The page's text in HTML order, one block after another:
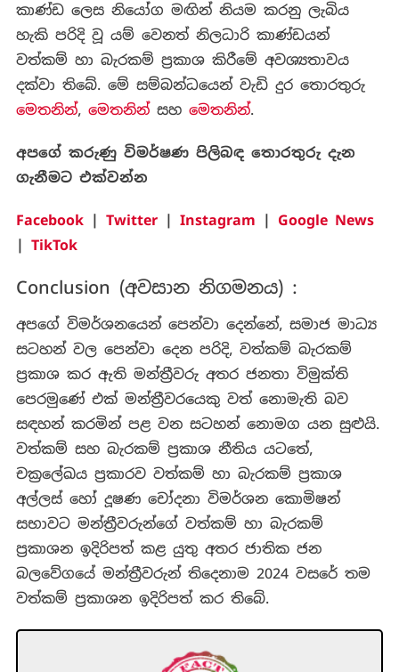
කාණ්ඩ ලෙස නියෝග මඟින් නියම කරනු ලැබිය
හැකි පරිදි වූ යම් වෙනත් නිලධාරි කාණ්ඩයන්
වත්කම් හා බැරකම් ප්‍රකාශ කිරීමේ අවශ්‍යතාවය
දක්වා තිබේ. මේ සම්බන්ධයෙන් වැඩි දුර තොරතුරු
මෙතනින්, මෙතනින්සහ මෙතනින්.
අපගේ කරුණු විමර්ෂණ පිලිබඳ තොරතුරු දැන
ගැනීමට එක්වන්න
Facebook| Twitter| Instagram | Google News
| TikTok
Conclusion (අවසාන නිගමනය) :
අපගේ විමර්ශනයෙන් පෙන්වා දෙන්නේ, සමාජ මාධ්‍ය
සටහන් වල පෙන්වා දෙන පරිදි, වත්කම් බැරකම්
ප්‍රකාශ කර ඇති මන්ත්‍රීවරු අතර ජනතා විමුක්ති
පෙරමුණේ එක් මන්ත්‍රීවරයෙකු වත් නොමැති බව
සඳහන් කරමින් පළ වන සටහන් නොමග යන සුළුයි.
වත්කම් සහ බැරකම් ප්‍රකාශ නීතිය යටතේ,
චක්‍රලේඛය ප්‍රකාරව වත්කම් හා බැරකම් ප්‍රකාශ
අල්ලස් හෝ දූෂණ චෝදනා විමර්ශන කොමිෂන්
සභාවට මන්ත්‍රීවරුන්ගේ වත්කම් හා බැරකම්
ප්‍රකාශන ඉදිරිපත් කළ යුතු අතර ජාතික ජන
බලවේගයේ මන්ත්‍රීවරුන් තිදෙනාම 2024 වසරේ තම
වත්කම් ප්‍රකාශන ඉදිරිපත් කර තිබේ.